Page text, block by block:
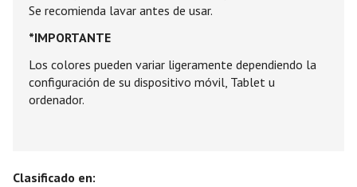
Se recomienda lavar antes de usar.
*IMPORTANTE
Los colores pueden variar ligeramente dependiendo la
configuración de su dispositivo móvil, Tablet u
ordenador.
Clasificado en: